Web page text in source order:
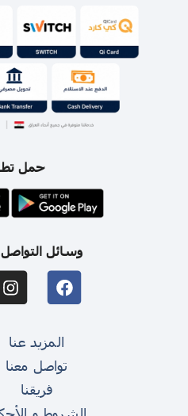
حمل
وسائل
المزيد عنا
تواصل معنا
فريقنا